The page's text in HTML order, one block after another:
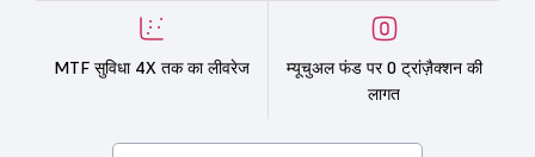
MTF सुविधा 4X तक का लीवरेज
म्यूचुअल फंड पर 0 ट्रांज़ैक्शन की
लागत